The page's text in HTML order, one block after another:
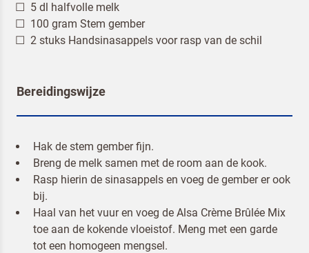
5 dl halfvolle melk
100 gram Stem gember
2 stuks Handsinasappels voor rasp van de schil
Bereidingswijze
Hak de stem gember fijn.
Breng de melk samen met de room aan de kook.
Rasp hierin de sinasappels en voeg de gember er ook
bij.
Haal van het vuur en voeg de Alsa Crème Brûlée Mix
toe aan de kokende vloeistof. Meng met een garde
tot een homogeen mengsel.
Terugbelverzoek